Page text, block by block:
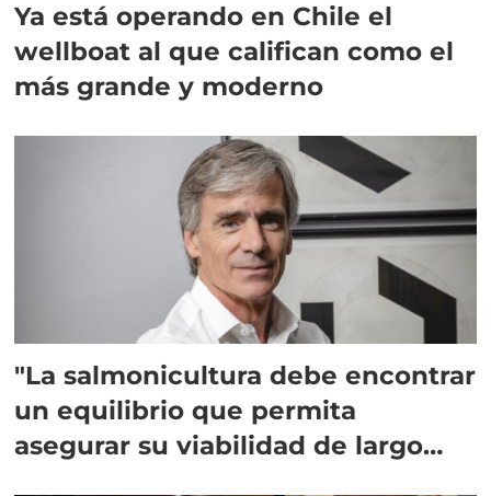
Ya está operando en Chile el
wellboat al que califican como el
más grande y moderno
"La salmonicultura debe encontrar
un equilibrio que permita
asegurar su viabilidad de largo